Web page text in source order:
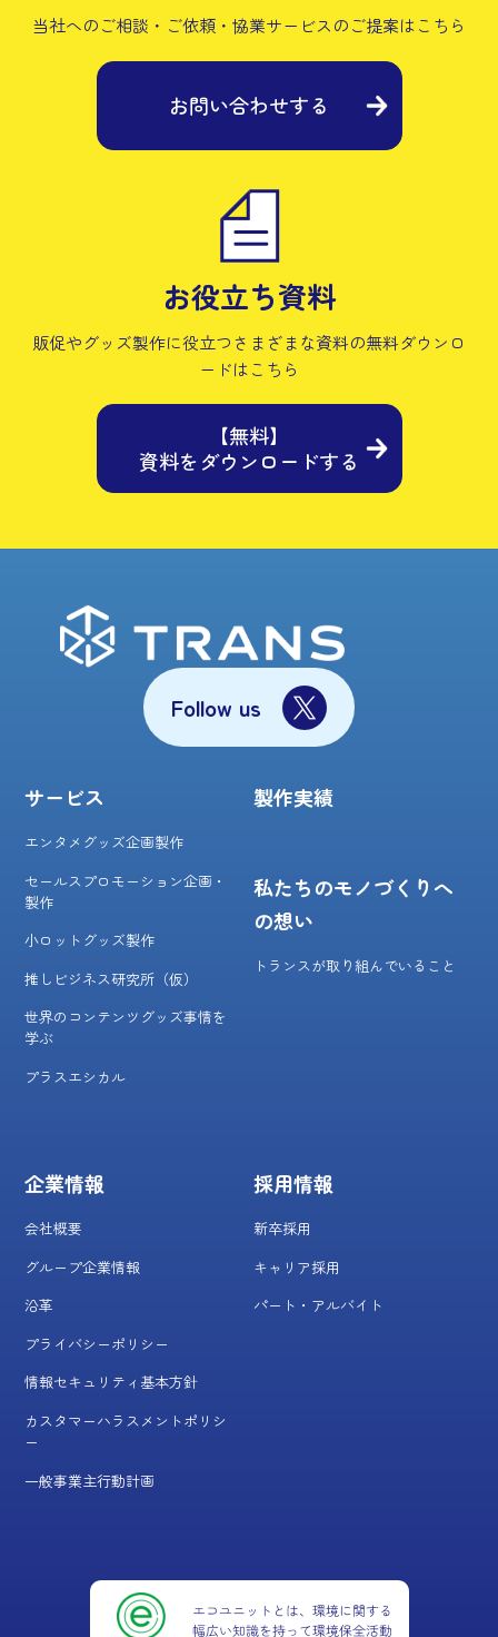
当社へのご相談・ご依頼・協業サービスのご提案はこちら
お問い合わせする
お役立ち資料
販促やグッズ製作に役立つさまざまな資料の無料ダウンロ
ードはこちら
【無料】
資料をダウンロードする
Follow us
サービス
エンタメグッズ企画製作
セールスプロモーション企画・
製作
小ロットグッズ製作
推しビジネス研究所（仮）
世界のコンテンツグッズ事情を
学ぶ
プラスエシカル
製作実績
私たちのモノづくりへ
の想い
トランスが取り組んでいること
企業情報
会社概要
グループ企業情報
沿革
プライバシーポリシー
情報セキュリティ基本方針
カスタマーハラスメントポリシ
ー
一般事業主行動計画
採用情報
新卒採用
キャリア採用
パート・アルバイト